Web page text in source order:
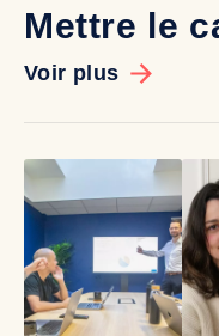
Mettre le
Voir plus